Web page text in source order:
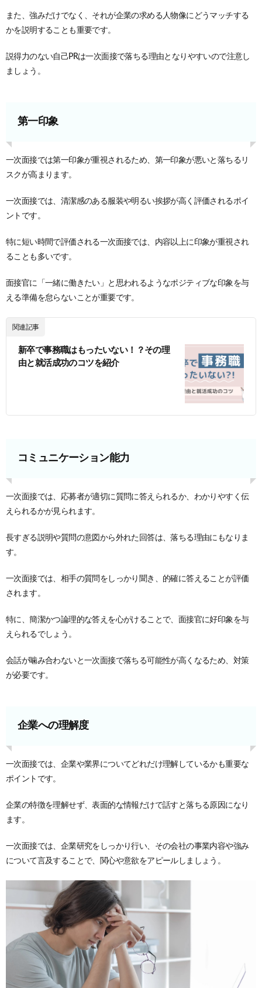
また、強みだけでなく、それが企業の求める人物像にどうマッチする
かを説明することも重要です。
説得力のない自己PRは一次面接で落ちる理由となりやすいので注意し
ましょう。
第一印象
一次面接では第一印象が重視されるため、第一印象が悪いと落ちるリ
スクが高まります。
一次面接では、清潔感のある服装や明るい挨拶が高く評価されるポイ
ントです。
特に短い時間で評価される一次面接では、内容以上に印象が重視され
ることも多いです。
面接官に「一緒に働きたい」と思われるようなポジティブな印象を与
える準備を怠らないことが重要です。
関連記事
新卒で事務職はもったいない！？その理
由と就活成功のコツを紹介
コミュニケーション能力
一次面接では、応募者が適切に質問に答えられるか、わかりやすく伝
えられるかが見られます。
長すぎる説明や質問の意図から外れた回答は、落ちる理由にもなりま
す。
一次面接では、相手の質問をしっかり聞き、的確に答えることが評価
されます。
特に、簡潔かつ論理的な答えを心がけることで、面接官に好印象を与
えられるでしょう。
会話が噛み合わないと一次面接で落ちる可能性が高くなるため、対策
が必要です。
企業への理解度
一次面接では、企業や業界についてどれだけ理解しているかも重要な
ポイントです。
企業の特徴を理解せず、表面的な情報だけで話すと落ちる原因になり
ます。
一次面接では、企業研究をしっかり行い、その会社の事業内容や強み
について言及することで、関心や意欲をアピールしましょう。